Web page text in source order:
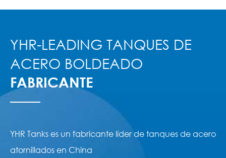
YHR-LEADING TANQUES DE
ACERO BOLDEADO
FABRICANTE
YHR Tanks es un fabricante líder de tanques de acero
atornillados en China